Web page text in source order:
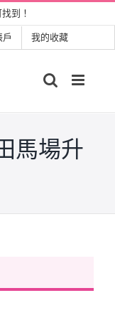
到！
戶 我的收藏
馬場升